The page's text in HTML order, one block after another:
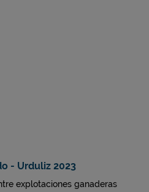
- Urduliz 2023
explotaciones ganaderas